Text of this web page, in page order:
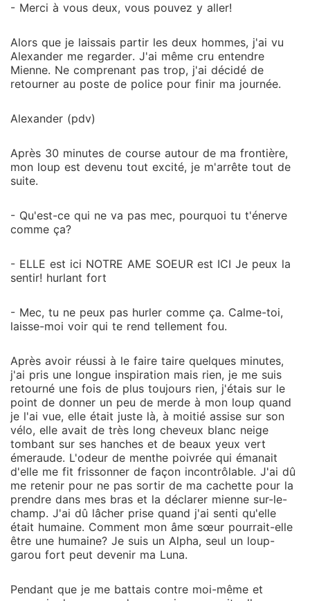
- Merci à vous deux, vous pouvez y aller!
Alors que je laissais partir les deux hommes, j'ai vu
Alexander me regarder. J'ai même cru entendre
Mienne. Ne comprenant pas trop, j'ai décidé de
retourner au poste de police pour finir ma journée.
Alexander (pdv)
Après 30 minutes de course autour de ma frontière,
mon loup est devenu tout excité, je m'arrête tout de
suite.
- Qu'est-ce qui ne va pas mec, pourquoi tu t'énerve
comme ça?
- ELLE est ici NOTRE AME SOEUR est ICI Je peux la
sentir! hurlant fort
- Mec, tu ne peux pas hurler comme ça. Calme-toi,
laisse-moi voir qui te rend tellement fou.
Après avoir réussi à le faire taire quelques minutes,
j'ai pris une longue inspiration mais rien, je me suis
retourné une fois de plus toujours rien, j'étais sur le
point de donner un peu de merde à mon loup quand
je l'ai vue, elle était juste là, à moitié assise sur son
vélo, elle avait de très long cheveux blanc neige
tombant sur ses hanches et de beaux yeux vert
émeraude. L'odeur de menthe poivrée qui émanait
d'elle me fit frissonner de façon incontrôlable. J'ai dû
me retenir pour ne pas sortir de ma cachette pour la
prendre dans mes bras et la déclarer mienne sur-le-
champ. J'ai dû lâcher prise quand j'ai senti qu'elle
était humaine. Comment mon âme sœur pourrait-elle
être une humaine? Je suis un Alpha, seul un loup-
garou fort peut devenir ma Luna.
Pendant que je me battais contre moi-même et